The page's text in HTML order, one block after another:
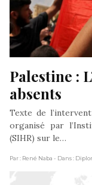
Palestine :
absents
Texte de
organisé par
(SIHR) sur le…
Par : René Naba - Dans :